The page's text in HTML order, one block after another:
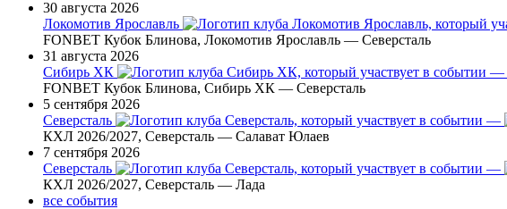
30 августа 2026
Локомотив Ярославль
FONBET Кубок Блинова, Локомотив Ярославль — Северсталь
31 августа 2026
Сибирь ХК
—
FONBET Кубок Блинова, Сибирь ХК — Северсталь
5 сентября 2026
Северсталь
—
КХЛ 2026/2027, Северсталь — Салават Юлаев
7 сентября 2026
Северсталь
—
КХЛ 2026/2027, Северсталь — Лада
все события